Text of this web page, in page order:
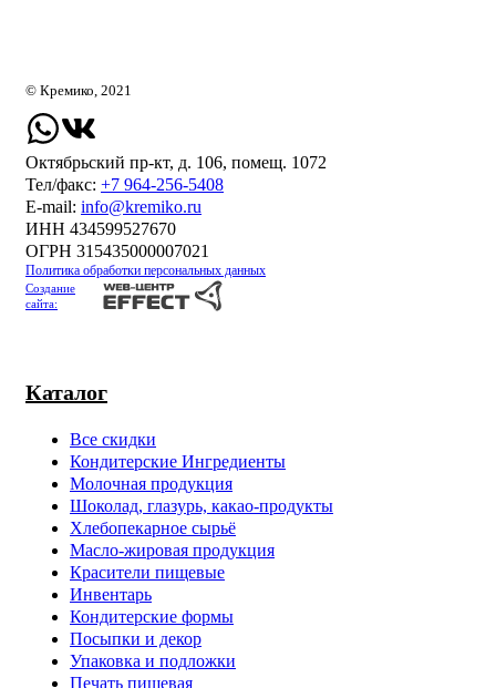
Каталог
Все скидки
Кондитерские Ингредиенты
Молочная продукция
Шоколад, глазурь, какао-продукты
Хлебопекарное сырьё
Масло-жировая продукция
Красители пищевые
Инвентарь
Кондитерские формы
Посыпки и декор
Упаковка и подложки
Печать пищевая
© Кремико, 2021
Октябрьский пр-кт, д. 106, помещ. 1072
Тел/факс: +7 964-256-5408
Е-mail: info@kremiko.ru
ИНН 434599527670
ОГРН 315435000007021
Политика обработки персональных данных
Создание
сайта: